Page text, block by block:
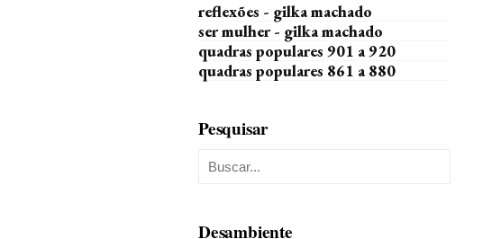
reflexões - gilka machado
ser mulher - gilka machado
quadras populares 901 a 920
quadras populares 861 a 880
Pesquisar
Desambiente